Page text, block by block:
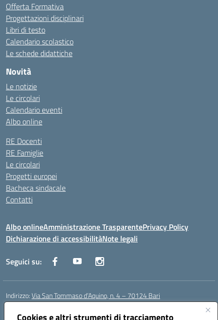
Cookies e altri strumenti di tracciamento
Offerta Formativa
Progettazioni disciplinari
Libri di testo
Calendario scolastico
Le schede didattiche
Novità
Le notizie
Le circolari
Calendario eventi
Albo online
RE Docenti
RE Famiglie
Le circolari
Progetti europei
Bacheca sindacale
Contatti
Albo onlineAmministrazione TrasparentePrivacy Policy
Dichiarazione di accessibilitàNote legali
Seguici su:
Indirizzo:Via San Tommaso d’Aquino, n. 4 – 70124 Bari
Centralino:
Posta elettronica certificata (PEC):bapc150004@pec.istruzione.it